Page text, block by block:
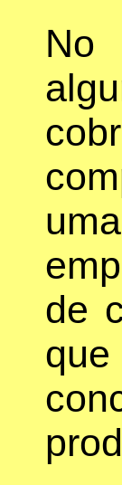
No
de